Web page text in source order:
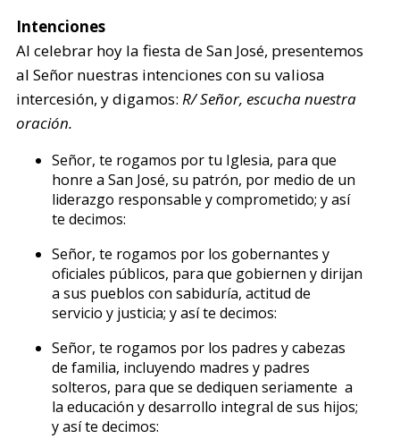
Intenciones
Al celebrar hoy la fiesta de San José, presentemos
al Señor nuestras intenciones con su valiosa
intercesión, y digamos:R/ Señor, escucha nuestra
oración.
Señor, te rogamos por tu Iglesia, para que
honre a San José, su patrón, por medio de un
liderazgo responsable y comprometido; y así
te decimos:
Señor, te rogamos por los gobernantes y
oficiales públicos, para que gobiernen y dirijan
a sus pueblos con sabiduría, actitud de
servicio y justicia; y así te decimos:
Señor, te rogamos por los padres y cabezas
de familia, incluyendo madres y padres
solteros, para que se dediquen seriamente a
la educación y desarrollo integral de sus hijos;
y así te decimos: